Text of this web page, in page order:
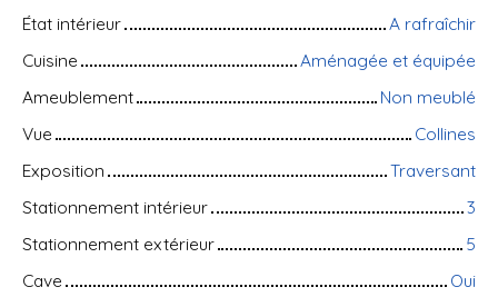
État intérieur
A rafraîchir
Cuisine
Aménagée et équipée
Ameublement
Non meublé
Vue
Collines
Exposition
Traversant
Stationnement intérieur
3
Stationnement extérieur
5
Cave
Oui